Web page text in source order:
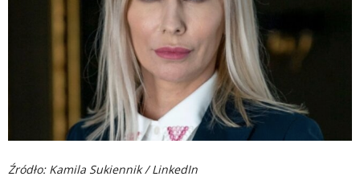
Źródło: Kamila Sukiennik / LinkedIn